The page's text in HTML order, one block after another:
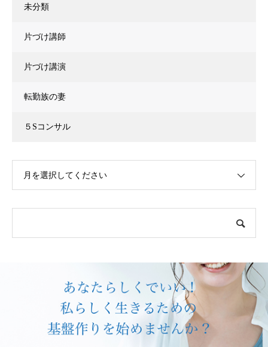
未分類
片づけ講師
片づけ講演
転勤族の妻
５Sコンサル
月を選択してください